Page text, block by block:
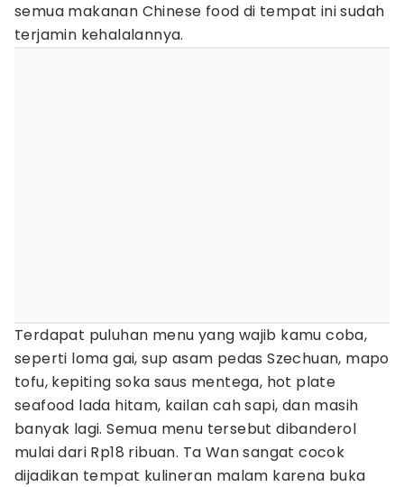
semua makanan Chinese food di tempat ini sudah
terjamin kehalalannya.
Terdapat puluhan menu yang wajib kamu coba,
seperti loma gai, sup asam pedas Szechuan, mapo
tofu, kepiting soka saus mentega, hot plate
seafood lada hitam, kailan cah sapi, dan masih
banyak lagi. Semua menu tersebut dibanderol
mulai dari Rp18 ribuan. Ta Wan sangat cocok
dijadikan tempat kulineran malam karena buka